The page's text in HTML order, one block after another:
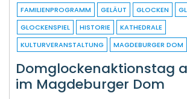
GLOCKENSPIEL
HISTORIE
KATHEDRALE
KULTURVERANSTALTUNG
MAGDEBURGER DOM
Domglockenaktionstag
im Magdeburger Dom
Am Sonnabend, dem 03. Mai, lädt der